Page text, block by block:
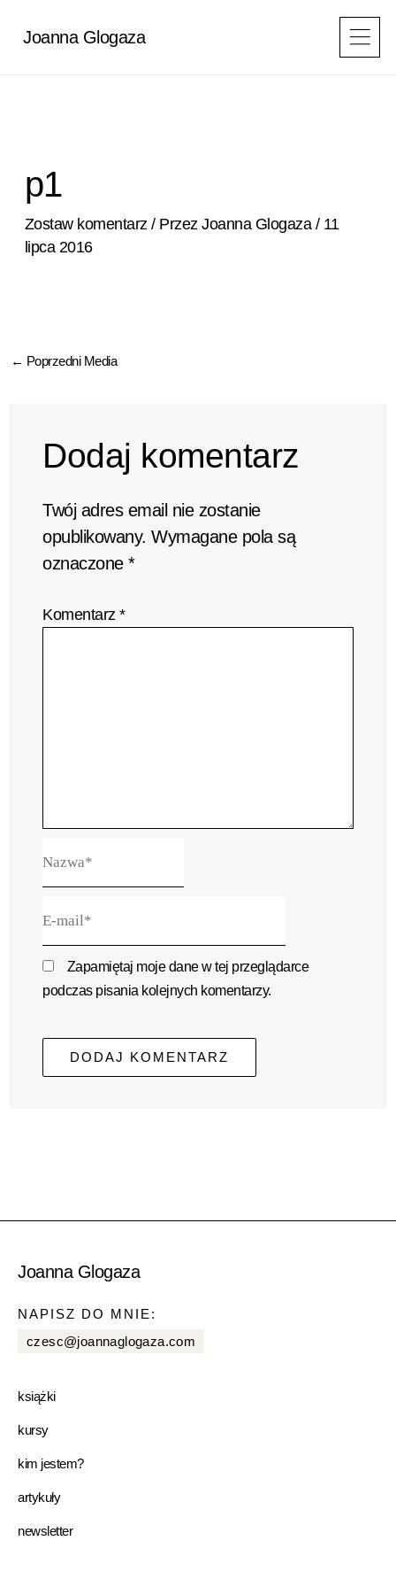
Joanna Glogaza
p1
Zostaw komentarz / PrzezJoanna Glogaza / 11
lipca 2016
← Poprzedni Media
Dodaj komentarz
Twój adres email nie zostanie
opublikowany. Wymagane pola są
oznaczone*
Komentarz*
mail*
Zapamiętaj moje dane w tej przeglądarce
podczas pisania kolejnych komentarzy.
Joanna Glogaza
NAPISZ DO MNIE:
czesc@joannaglogaza.com
książki
kursy
kim jestem?
artykuły
newsletter